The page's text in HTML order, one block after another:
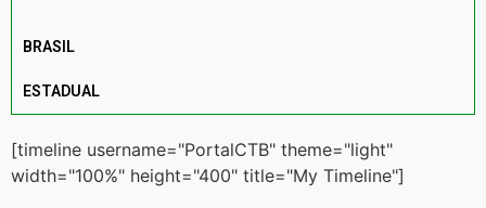
BRASIL
ESTADUAL
[timeline username="PortalCTB" theme="light"
width="100%" height="400" title="My Timeline"]